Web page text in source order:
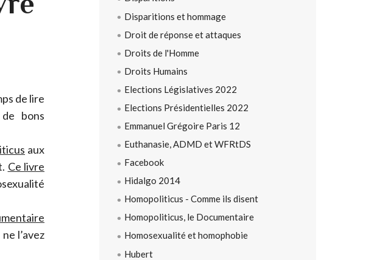
de lire
bons
aux
Ce livre
l’avez
Disparitions et hommage
Droit de réponse et attaques
Droits de l'Homme
Droits Humains
Elections Législatives 2022
Elections Présidentielles 2022
Emmanuel Grégoire Paris 12
Euthanasie, ADMD et WFRtDS
Facebook
Hidalgo 2014
Homopoliticus - Comme ils disent
Homopoliticus, le Documentaire
Homosexualité et homophobie
Hubert